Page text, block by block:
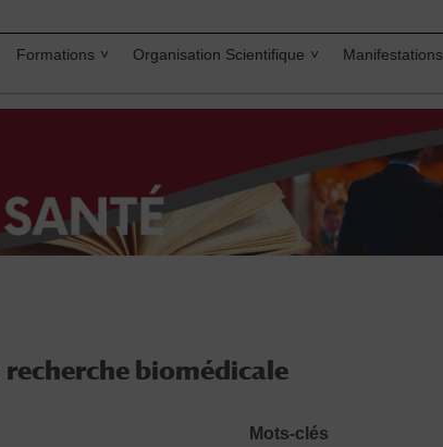
Formations Organisation Scientifique Manifestations
recherche biomédicale
Mots-clés